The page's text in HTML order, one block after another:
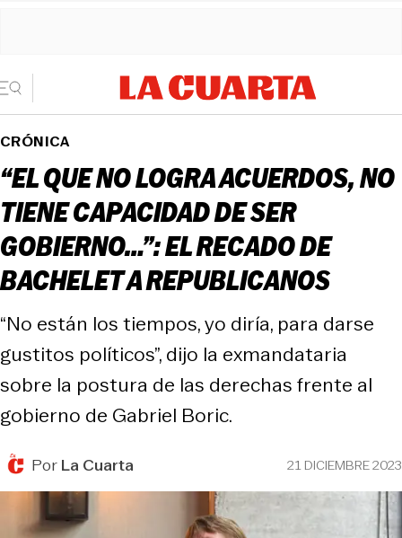
CRÓNICA
“EL QUE NO LOGRA ACUERDOS, NO
TIENE CAPACIDAD DE SER
GOBIERNO…”: EL RECADO DE
BACHELET A REPUBLICANOS
“No están los tiempos, yo diría, para darse
gustitos políticos”, dijo la exmandataria
sobre la postura de las derechas frente al
gobierno de Gabriel Boric.
PorLa Cuarta 21 DICIEMBRE 2023